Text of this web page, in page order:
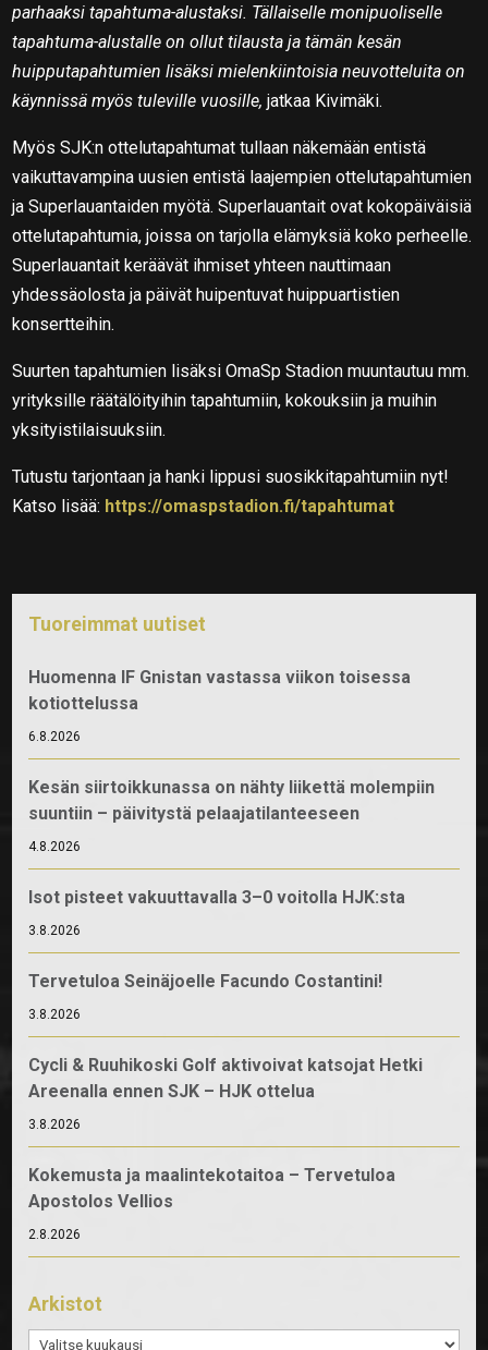
parhaaksi tapahtuma-alustaksi. Tällaiselle monipuoliselle
tapahtuma-alustalle on ollut tilausta ja tämän kesän
huipputapahtumien lisäksi mielenkiintoisia neuvotteluita on
käynnissä myös tuleville vuosille, jatkaa Kivimäki.
Myös SJK:n ottelutapahtumat tullaan näkemään entistä
vaikuttavampina uusien entistä laajempien ottelutapahtumien
ja Superlauantaiden myötä. Superlauantait ovat kokopäiväisiä
ottelutapahtumia, joissa on tarjolla elämyksiä koko perheelle.
Superlauantait keräävät ihmiset yhteen nauttimaan
yhdessäolosta ja päivät huipentuvat huippuartistien
konsertteihin.
Suurten tapahtumien lisäksi OmaSp Stadion muuntautuu mm.
yrityksille räätälöityihin tapahtumiin, kokouksiin ja muihin
yksityistilaisuuksiin.
Tutustu tarjontaan ja hanki lippusi suosikkitapahtumiin nyt!
Katso lisää: https://omaspstadion.fi/tapahtumat
Tuoreimmat uutiset
Huomenna IF Gnistan vastassa viikon toisessa
kotiottelussa
6.8.2026
Kesän siirtoikkunassa on nähty liikettä molempiin
suuntiin – päivitystä pelaajatilanteeseen
4.8.2026
Isot pisteet vakuuttavalla 3–0 voitolla HJK:sta
3.8.2026
Tervetuloa Seinäjoelle Facundo Costantini!
3.8.2026
Cycli & Ruuhikoski Golf aktivoivat katsojat Hetki
Areenalla ennen SJK – HJK ottelua
3.8.2026
Kokemusta ja maalintekotaitoa – Tervetuloa
Apostolos Vellios
2.8.2026
Arkistot
Arkistot